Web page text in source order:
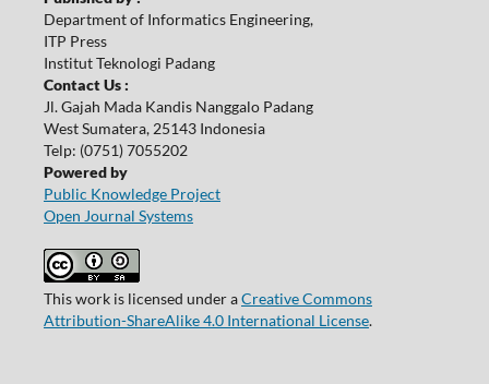
Department of Informatics Engineering,
ITP Press
Institut Teknologi Padang
Contact Us :
Jl. Gajah Mada Kandis Nanggalo Padang
West Sumatera, 25143 Indonesia
Telp: (0751) 7055202
Powered by
Public Knowledge Project
Open Journal Systems
This work is licensed under aCreative Commons
Attribution-ShareAlike 4.0 International License.